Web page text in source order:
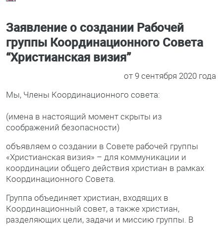
Заявление о создании Рабочей
группы Координационного Совета
“Христианская визия”
от 9 сентября 2020 года
Мы, Члены Координационного совета:
(имена в настоящий момент скрыты из
соображений безопасности)
объявляем о создании в Совете рабочей группы
«Христианская визия» – для коммуникации и
координации общего действия христиан в рамках
Координационного Совета.
Группа объединяет христиан, входящих в
Координационный совет, а также христиан,
разделяющих цели, задачи и миссию группы. В